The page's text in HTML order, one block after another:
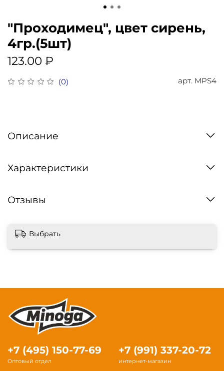
(0) арт. MPS4
"Проходимец", цвет сирень,
4гр.(5шт)
123.00 ₽
Описание
Характеристики
Отзывы
Выбрать
+7 (495) 150-77-69
Оптовый отдел
+7 (991) 337-20-72
интернет-магазин